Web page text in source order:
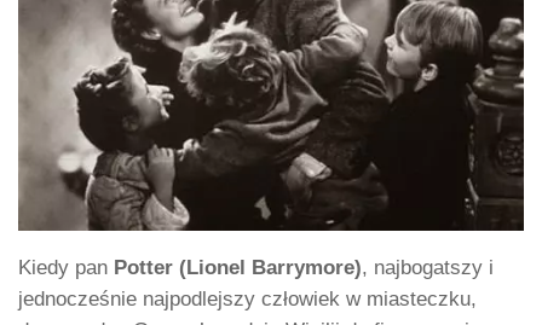
Kiedy pan Potter (Lionel Barrymore), najbogatszy i
jednocześnie najpodlejszy człowiek w miasteczku,